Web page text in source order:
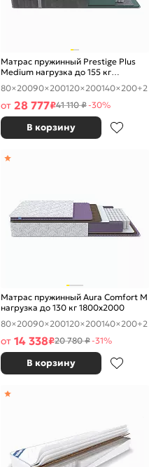
Матрас пружинный Prestige Plus
Medium нагрузка до 155 кг
1800x2000
80×20090×200120×200140×200+2
от 28 777₽41 110 ₽-30%
В корзину
Матрас пружинный Aura Comfort M
нагрузка до 130 кг 1800x2000
80×20090×200120×200140×200+2
от 14 338₽20 780 ₽-31%
В корзину